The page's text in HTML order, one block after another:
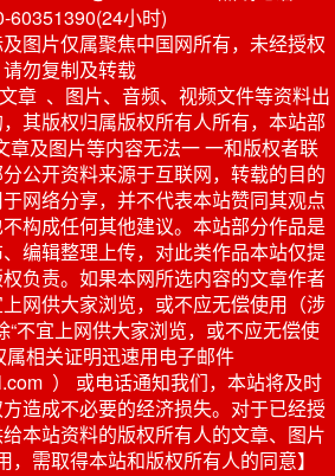
60351390(24小时)
图片仅属聚焦中国网所有，未经授权
请勿复制及转载
章 、图片、音频、视频文件等资料出
其版权归属版权所有人所有，本站部
章及图片等内容无法一 一和版权者联
公开资料来源于互联网，转载的目的
网络分享，并不代表本站赞同其观点
构成任何其他建议。本站部分作品是
编辑整理上传，对此类作品本站仅提
负责。如果本网所选内容的文章作者
网供大家浏览，或不应无偿使用（涉
“不宜上网供大家浏览，或不应无偿使
属相关证明迅速用电子邮件
） 或电话通知我们，本站将及时
造成不必要的经济损失。对于已经授
本站资料的版权所有人的文章、图片
需取得本站和版权所有人的同意】